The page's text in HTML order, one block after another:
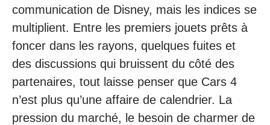
communication de Disney, mais les indices se
multiplient. Entre les premiers jouets prêts à
foncer dans les rayons, quelques fuites et
des discussions qui bruissent du côté des
partenaires, tout laisse penser que Cars 4
n’est plus qu’une affaire de calendrier. La
pression du marché, le besoin de charmer de